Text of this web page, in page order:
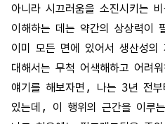
아니라 시끄러움을 소진시키는
이해하는 데는 약간의 상상력이
이미 모든 면에 있어서 생산성의
대해서는 무척 어색해하고 어려
얘기를 해보자면, 나는 3년 전부
있는데, 이 행위의 근간을 이루